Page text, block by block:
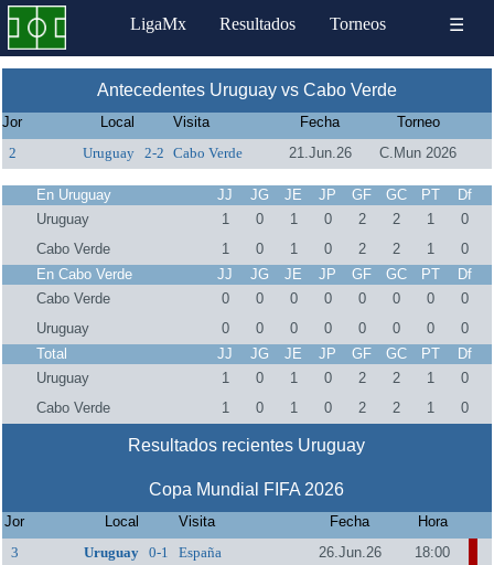
LigaMx Resultados Torneos ☰
Antecedentes Uruguay vs Cabo Verde
Jor Local Visita Fecha
Torneo
2
Uruguay 2-2 Cabo Verde 21.Jun.26 C.Mun 2026
En Uruguay JJ JG JE JP GF GC PT
Df
Uruguay
1 0 1 0 2 2 1
0
Cabo Verde
1 0 1 0 2 2 1
0
En Cabo Verde
JJ JG JE JP GF GC PT
Df
Cabo Verde
0 0 0 0 0 0 0
0
Uruguay
0 0 0 0 0 0 0
0
Total
JJ JG JE JP GF GC PT
Df
Uruguay
1 0 1 0 2 2 1
0
Cabo Verde
1 0 1 0 2 2 1 0
Resultados recientes Uruguay
Copa Mundial FIFA 2026
Jor Local Visita Fecha
Hora
3
Uruguay 0-1 España 26.Jun.26
18:00